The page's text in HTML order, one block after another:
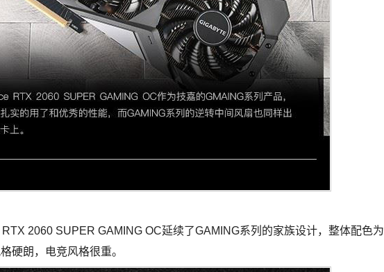
2060 SUPER GAMING OC延续了GAMING系列的家族设计，整体配色为
硬朗，电竞风格很重。